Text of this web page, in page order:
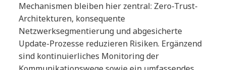
Mechanismen bleiben hier zentral: Zero-Trust-
Architekturen, konsequente
Netzwerksegmentierung und abgesicherte
Update-Prozesse reduzieren Risiken. Ergänzend
sind kontinuierliches Monitoring der